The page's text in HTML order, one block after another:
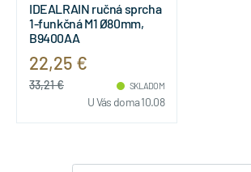
IDEALRAIN ručná sprcha
1-funkčná M1 Ø80mm,
B9400AA
22,25 €
33,21 € SKLADOM
U Vás doma 10.08